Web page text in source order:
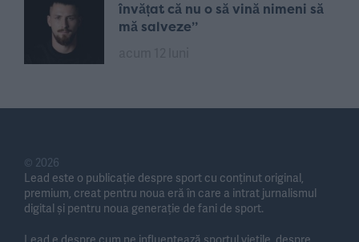
învățat că nu o să vină nimeni să
mă salveze”
© 2026
Lead este o publicație despre sport cu conținut original,
premium, creat pentru noua eră în care a intrat jurnalismul
digital și pentru noua generație de fani de sport.